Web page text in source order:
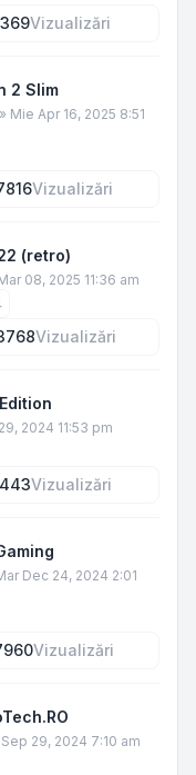
Vizualizări
2 Slim
» Mie Apr 16, 2025 8:51
Vizualizări
(retro)
08, 2025 11:36 am
Vizualizări
2024 11:53 pm
Vizualizări
Dec 24, 2024 2:01
Vizualizări
29, 2024 7:10 am